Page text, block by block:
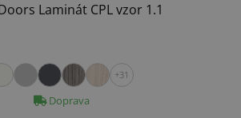
Laminát CPL vzor 1.1
+31
Doprava